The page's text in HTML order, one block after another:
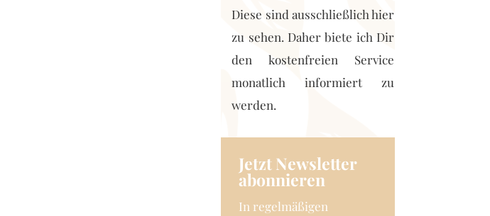
Diese sind ausschließlich hier
zu sehen. Daher biete ich Dir
den kostenfreien Service
monatlich informiert zu
werden.
Jetzt Newsletter
abonnieren
In regelmäßigen